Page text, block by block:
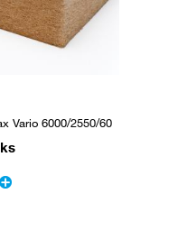
Vario 6000/2550/60